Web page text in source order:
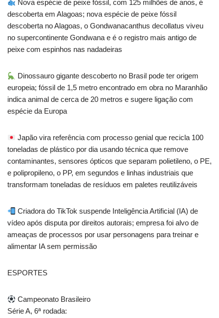
Nova espécie de peixe fóssil, com 125 milhões de anos, é
descoberta em Alagoas; nova espécie de peixe fóssil
descoberta no Alagoas, o Gondwanacanthus decollatus viveu
no supercontinente Gondwana e é o registro mais antigo de
peixe com espinhos nas nadadeiras
Dinossauro gigante descoberto no Brasil pode ter origem
europeia; fóssil de 1,5 metro encontrado em obra no Maranhão
indica animal de cerca de 20 metros e sugere ligação com
espécie da Europa
Japão vira referência com processo genial que recicla 100
toneladas de plástico por dia usando técnica que remove
contaminantes, sensores ópticos que separam polietileno, o PE,
e polipropileno, o PP, em segundos e linhas industriais que
transformam toneladas de resíduos em paletes reutilizáveis
Criadora do TikTok suspende Inteligência Artificial (IA) de
vídeo após disputa por direitos autorais; empresa foi alvo de
ameaças de processos por usar personagens para treinar e
alimentar IA sem permissão
ESPORTES
Campeonato Brasileiro
Série A, 6ª rodada: